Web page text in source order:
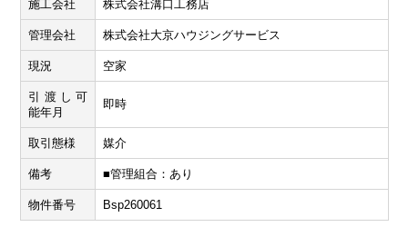
施工会社 株式会社溝口工務店
管理会社 株式会社大京ハウジングサービス
現況 空家
引渡し可
能年月
即時
取引態様 媒介
備考 ■管理組合：あり
物件番号 Bsp260061